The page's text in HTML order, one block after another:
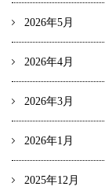
2026年5月
2026年4月
2026年3月
2026年1月
2025年12月